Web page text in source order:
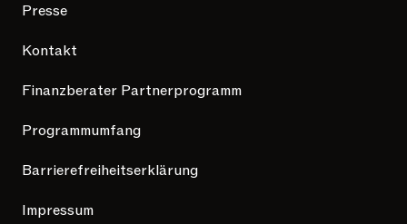
Presse
Kontakt
Finanzberater Partnerprogramm
Programmumfang
Barrierefreiheitserklärung
Impressum